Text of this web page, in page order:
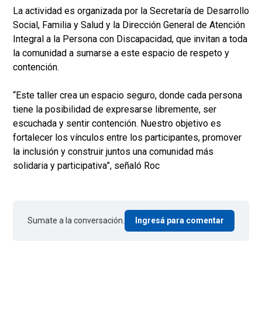
La actividad es organizada por la Secretaría de Desarrollo
Social, Familia y Salud y la Dirección General de Atención
Integral a la Persona con Discapacidad, que invitan a toda
la comunidad a sumarse a este espacio de respeto y
contención.
“Este taller crea un espacio seguro, donde cada persona
tiene la posibilidad de expresarse libremente, ser
escuchada y sentir contención. Nuestro objetivo es
fortalecer los vínculos entre los participantes, promover
la inclusión y construir juntos una comunidad más
solidaria y participativa”, señaló Roc
Sumate a la conversación. Ingresá para comentar